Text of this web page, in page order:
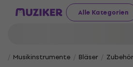
Alle Kategorien
Musikinstrumente Bläser